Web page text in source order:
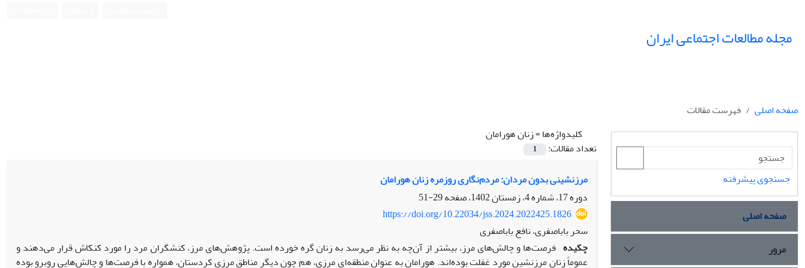
مجله مطالعات اجتماعی ایران
صفحه اصلی
فهرست مقالات
کلیدواژه‌ها =زنان هورامان
تعداد مقالات:
1
مرزنشینی بدون مردان: مردم‌نگاری روزمره‌ زنان هورامان
دوره 17، شماره 4، زمستان 1402، صفحه
29-51
https://doi.org/10.22034/jss.2024.2022425.1826
سحر باباصفری، نافع باباصفری
چکیده فرصت‌ها و چالش‌های مرز، بیشتر از آن‌چه به نظر می‌رسد به زنان گره خورده است. پژوهش‌های مرز، کنشگران مرد را مورد کنکاش قرار می‌دهند و
عموماً زنان مرزنشین مورد غفلت بوده‌اند. هورامان به عنوان منطقه‌ای مرزی، هم چون دیگر مناطق مرزی کردستان، همواره با فرصت‌ها و چالش‌هایی روبرو بوده
جستجوی پیشرفته
صفحه اصلی
مرور